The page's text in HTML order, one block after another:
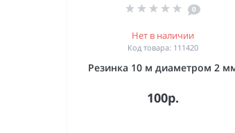
0
Нет в наличии
Код товара: 111420
Резинка 10 м диаметром 2
100р.